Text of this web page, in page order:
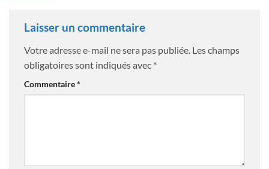
Laisser un commentaire
Votre adresse e-mail ne sera pas publiée. Les champs
obligatoires sont indiqués avec *
Commentaire*